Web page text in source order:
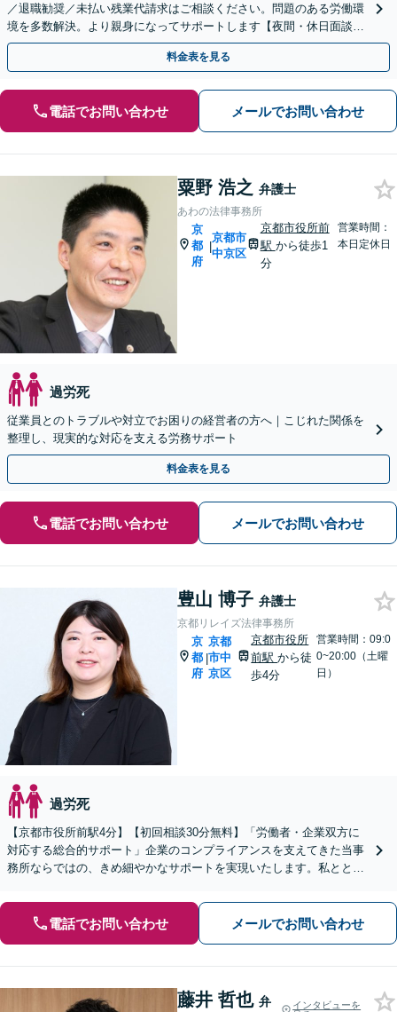
／退職勧奨／未払い残業代請求はご相談ください。問題のある労働環
境を多数解決。より親身になってサポートします【夜間・休日面談】
【四条駅徒歩4分／五条駅徒歩2分】
料金表を見る
電話でお問い合わせ メールでお問い合わせ
粟野 浩之 弁護士
あわの法律事務所
京
都
府
|
京都市
中京区
京都市役所前
駅 から徒歩1
分
営業時間：
本日定休日
過労死
従業員とのトラブルや対立でお困りの経営者の方へ｜こじれた関係を
整理し、現実的な対応を支える労務サポート
料金表を見る
電話でお問い合わせ メールでお問い合わせ
豊山 博子 弁護士
京都リレイズ法律事務所
京
都
府
|
京都
市中
京区
京都市役所
前駅から徒
歩4分
営業時間：09:0
0~20:00（土曜
日）
過労死
【京都市役所前駅4分】【初回相談30分無料】「労働者・企業双方に
対応する総合的サポート」企業のコンプライアンスを支えてきた当事
務所ならではの、きめ細やかなサポートを実現いたします。私ととも
電話でお問い合わせ メールでお問い合わせ
藤井 哲也 弁
インタビューを